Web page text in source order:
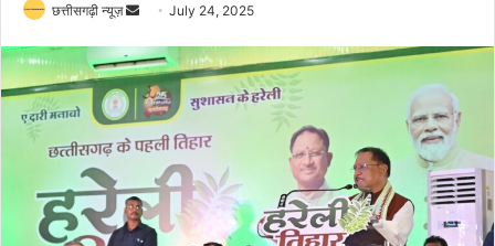
छत्तीसगढ़ी न्यूज़
Send
email
July 24, 2025